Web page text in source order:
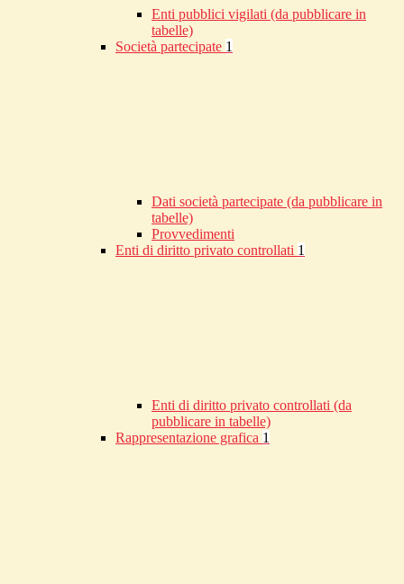
Enti pubblici vigilati (da pubblicare in
tabelle)
Società partecipate 1
Dati società partecipate (da pubblicare in
tabelle)
Provvedimenti
Enti di diritto privato controllati 1
Enti di diritto privato controllati (da
pubblicare in tabelle)
Rappresentazione grafica 1